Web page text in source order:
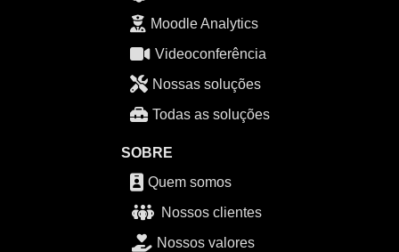
Moodle Analytics
Videoconferência
Nossas soluções
Todas as soluções
SOBRE
Quem somos
Nossos clientes
Nossos valores